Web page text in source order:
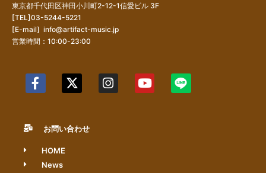
東京都千代田区神田小川町2-12-1信愛ビル 3F
[TEL]03-5244-5221
[E-mail] info@artifact-music.jp
営業時間：10:00-23:00
お問い合わせ
HOME
News